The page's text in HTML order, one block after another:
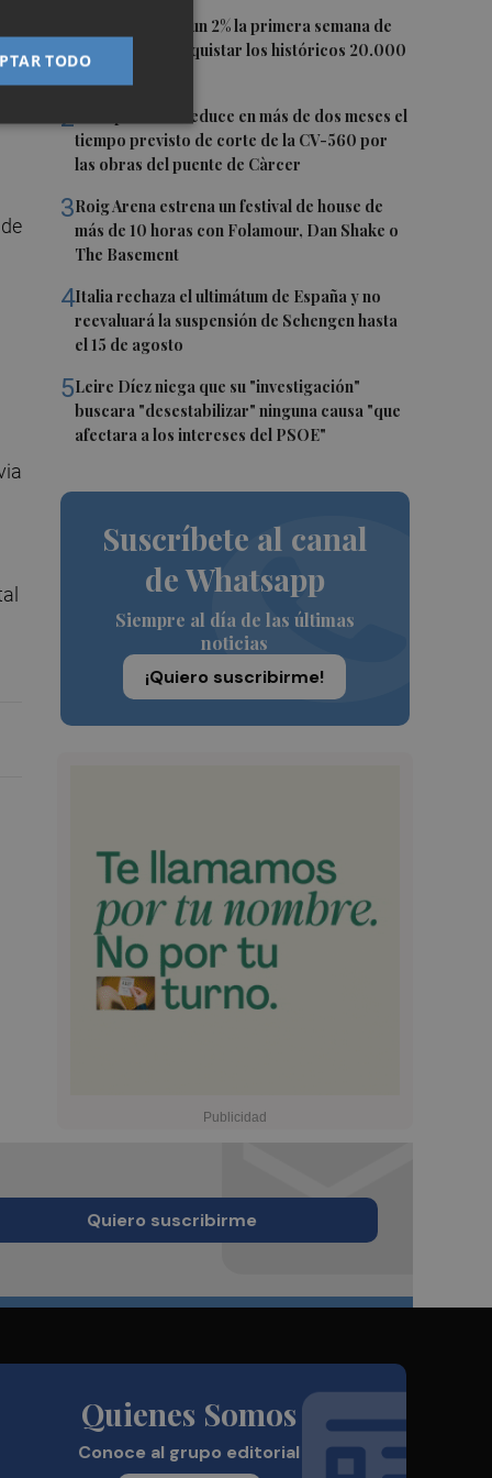
El Ibex 35 sube un 2% la primera semana de
agosto tras conquistar los históricos 20.000
puntos
2 La Diputación reduce en más de dos meses el
tiempo previsto de corte de la CV-560 por
las obras del puente de Càrcer
3Roig Arena estrena un festival de house de
más de 10 horas con Folamour, Dan Shake o
The Basement
4Italia rechaza el ultimátum de España y no
reevaluará la suspensión de Schengen hasta
el 15 de agosto
5Leire Díez niega que su "investigación"
buscara "desestabilizar" ninguna causa "que
afectara a los intereses del PSOE"
Suscríbete al canal
de Whatsapp
Siempre al día de las últimas
noticias
¡Quiero suscribirme!
Quiero suscribirme
Quienes Somos
Conoce al grupo editorial
TODO